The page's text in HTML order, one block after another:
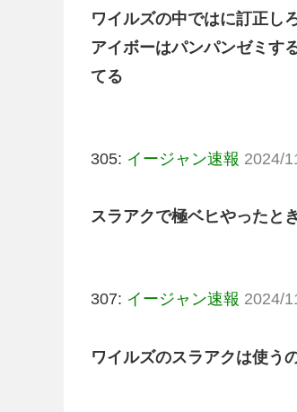
ワイルズの中ではに訂正し
アイボーはパンパンゼミす
てる
305: イージャン速報 2024/
スラアクで極ベヒやったと
307: イージャン速報 2024/
ワイルズのスラアクは使う